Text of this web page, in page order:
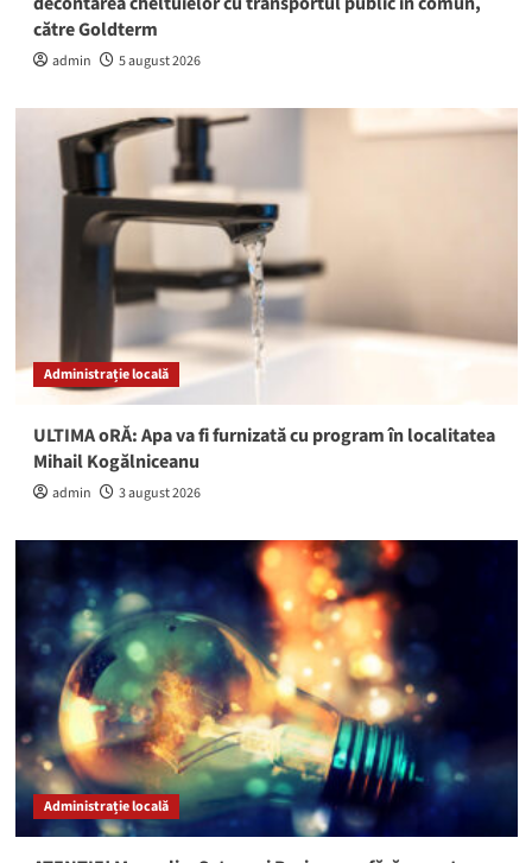
către Goldterm
admin 5 august 2026
Administrație locală
ULTIMA oRĂ: Apa va fi furnizată cu program în localitatea
Mihail Kogălniceanu
admin 3 august 2026
Administrație locală